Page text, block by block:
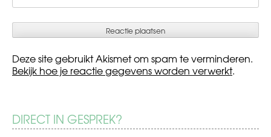
Deze site gebruikt Akismet om spam te verminderen.
Bekijk hoe je reactie gegevens worden verwerkt.
DIRECT IN GESPREK?